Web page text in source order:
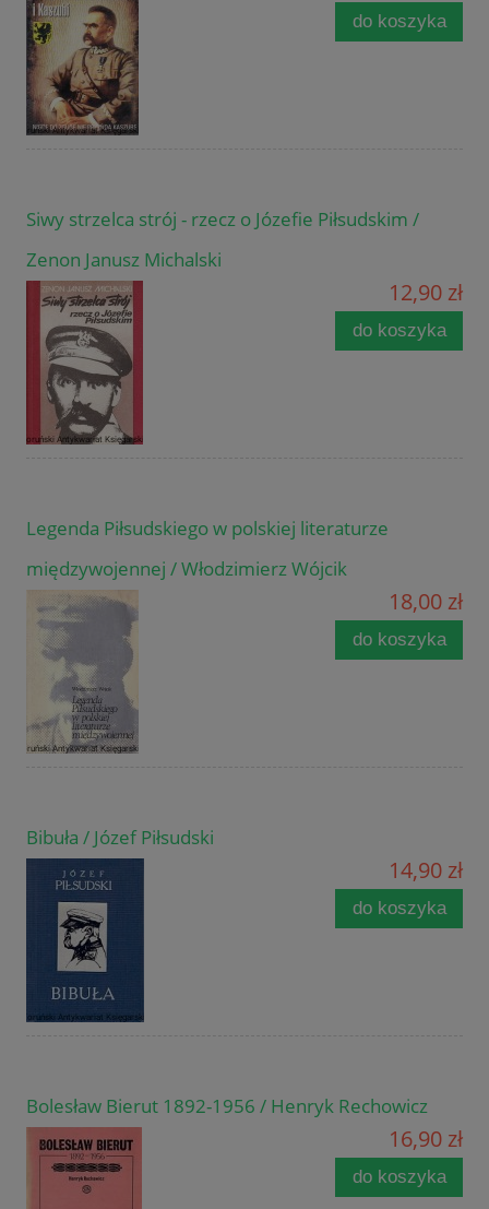
do koszyka
Siwy strzelca strój - rzecz o Józefie Piłsudskim /
Zenon Janusz Michalski
12,90 zł
do koszyka
Legenda Piłsudskiego w polskiej literaturze
międzywojennej / Włodzimierz Wójcik
18,00 zł
do koszyka
Bibuła / Józef Piłsudski
14,90 zł
do koszyka
Bolesław Bierut 1892-1956 / Henryk Rechowicz
16,90 zł
do koszyka